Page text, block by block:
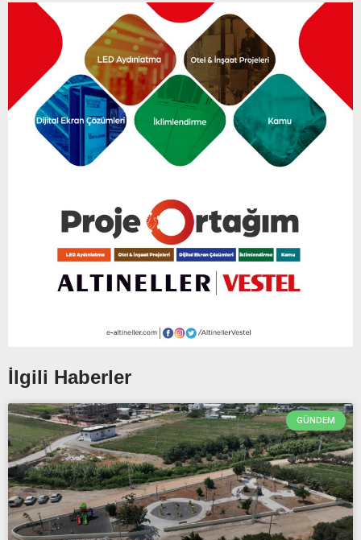
İlgili Haberler
GÜNDEM